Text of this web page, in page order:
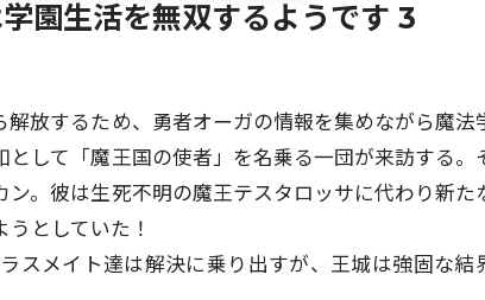
園生活を無双するようです 3
放するため、勇者オーガの情報を集めながら魔法
して「魔王国の使者」を名乗る一団が来訪する。
。彼は生死不明の魔王テスタロッサに代わり新た
としていた！
スメイト達は解決に乗り出すが、王城は強固な結